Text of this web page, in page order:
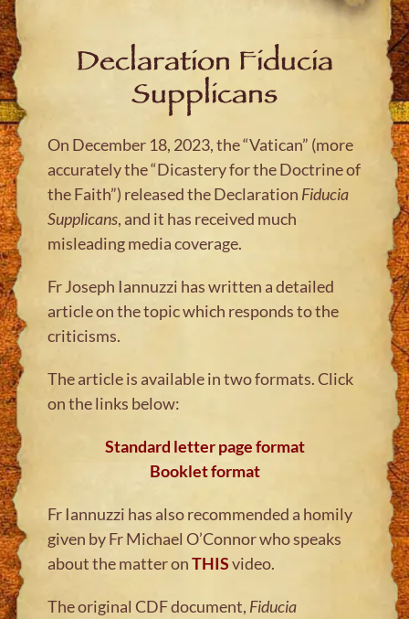
Declaration Fiducia
Supplicans
On December 18, 2023, the “Vatican” (more
accurately the “Dicastery for the Doctrine of
the Faith”) released the Declaration Fiducia
Supplicans, and it has received much
misleading media coverage.
Fr Joseph Iannuzzi has written a detailed
article on the topic which responds to the
criticisms.
The article is available in two formats. Click
on the links below:
Standard letter page format
Booklet format
Fr Iannuzzi has also recommended a homily
given by Fr Michael O’Connor who speaks
about the matter onTHISvideo.
The original CDF document, Fiducia